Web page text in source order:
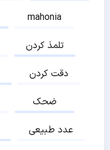
mahonia
تلمذ کردن
دقت کردن
ضحک
عدد طبیعی